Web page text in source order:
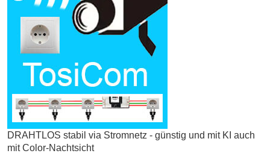
DRAHTLOS stabil via Stromnetz - günstig und mit KI auch
mit Color-Nachtsicht